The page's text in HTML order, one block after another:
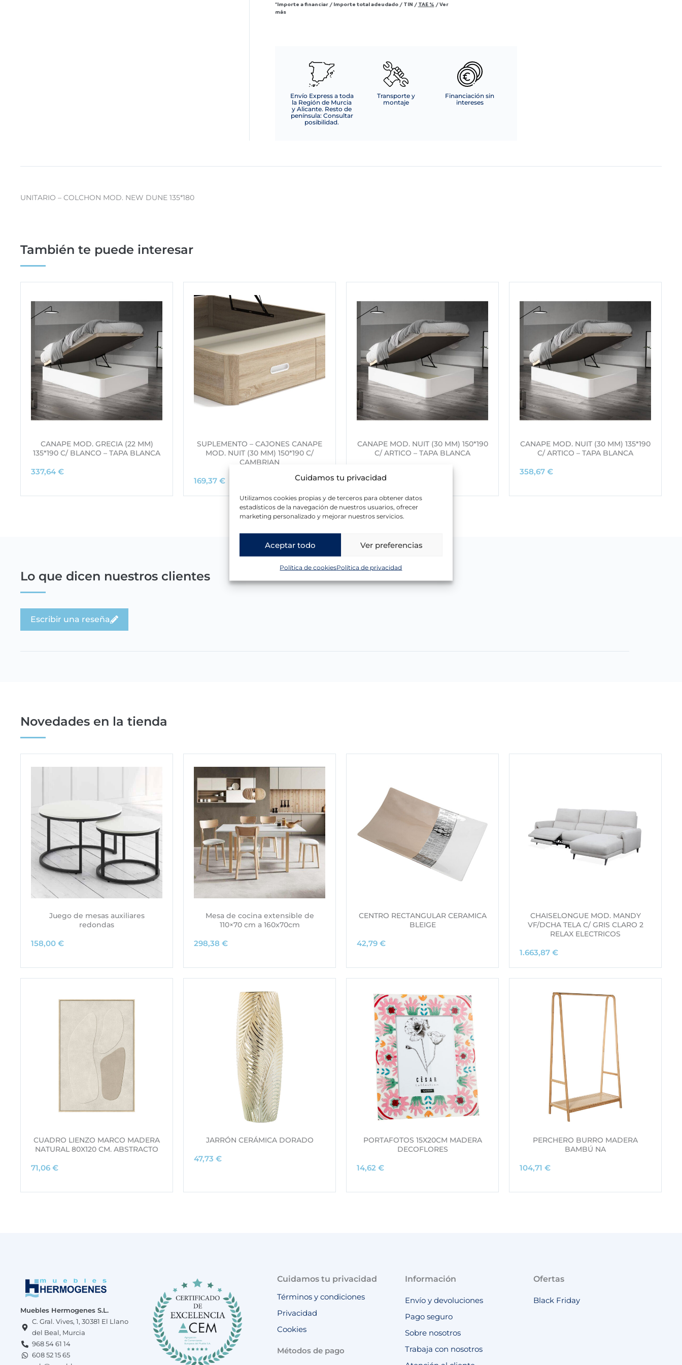
Cuidamos tu privacidad
Utilizamos cookies propias y de terceros para obtener datos
estadísticos de la navegación de nuestros usuarios, ofrecer
marketing personalizado y mejorar nuestros servicios.
Aceptar todo Ver preferencias
Política de cookiesPolítica de privacidad
*Importe a financiar / Importe total adeudado / TIN / TAE % /Ver
más
Envío Express a toda
la Región de Murcia
y Alicante. Resto de
península: Consultar
posibilidad.
Transporte y
montaje
Financiación sin
intereses
UNITARIO – COLCHON MOD. NEW DUNE 135*180
También te puede interesar
CANAPE MOD. GRECIA (22 MM)
135*190 C/ BLANCO – TAPA BLANCA
337,64 €
SUPLEMENTO – CAJONES CANAPE
MOD. NUIT (30 MM) 150*190 C/
CAMBRIAN
169,37 €
CANAPE MOD. NUIT (30 MM) 150*190
C/ ARTICO – TAPA BLANCA
CANAPE MOD. NUIT (30 MM) 135*190
C/ ARTICO – TAPA BLANCA
358,67 €
Lo que dicen nuestros clientes
Escribir una reseña
Novedades en la tienda
Juego de mesas auxiliares
redondas
158,00 €
Mesa de cocina extensible de
110×70 cm a 160x70cm
298,38 €
CENTRO RECTANGULAR CERAMICA
BLEIGE
42,79 €
CHAISELONGUE MOD. MANDY
VF/DCHA TELA C/ GRIS CLARO 2
RELAX ELECTRICOS
1.663,87 €
CUADRO LIENZO MARCO MADERA
NATURAL 80X120 CM. ABSTRACTO
71,06 €
JARRÓN CERÁMICA DORADO
47,73 €
PORTAFOTOS 15X20CM MADERA
DECOFLORES
14,62 €
PERCHERO BURRO MADERA
BAMBÚ NA
104,71 €
Muebles Hermogenes S.L.
C. Gral. Vives, 1, 30381 El Llano
del Beal, Murcia
968 54 61 14
608 52 15 65
Cuidamos tu privacidad
Términos y condiciones
Privacidad
Cookies
Métodos de pago
Información
Envío y devoluciones
Pago seguro
Sobre nosotros
Trabaja con nosotros
Ofertas
Black Friday